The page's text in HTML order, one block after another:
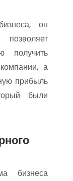
он
получить
а
прибыль
были
бизнеса